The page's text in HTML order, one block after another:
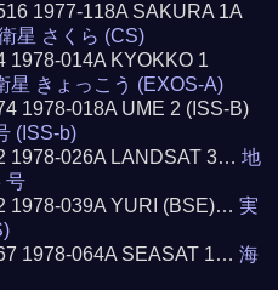
1977-118A SAKURA 1A
星 さくら (CS)
1978-014A KYOKKO 1
星 きょっこう (EXOS-A)
1978-018A UME 2 (ISS-B)
(ISS-b)
1978-026A LANDSAT 3…地
号
1978-039A YURI (BSE)…実
1978-064A SEASAT 1…海